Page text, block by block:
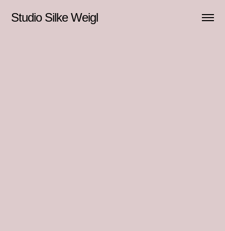
Studio Silke Weigl